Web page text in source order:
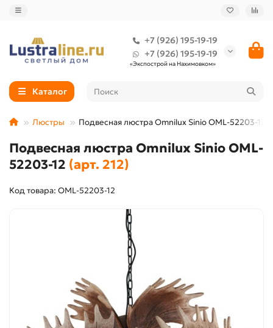
+7 (926) 195-19-19
+7 (926) 195-19-19
«Экспострой на Нахимовком»
Каталог
Люстры Подвесная люстра Omnilux Sinio OML-52203-12
Подвесная люстра Omnilux Sinio OML-
52203-12 (арт. 212)
Код товара: OML-52203-12